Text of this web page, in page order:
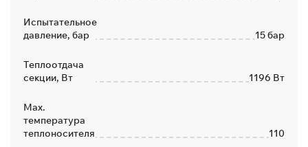
Испытательное
давление, бар
15 бар
Теплоотдача
секции, Вт
1196 Вт
Max.
температура
теплоносителя
110